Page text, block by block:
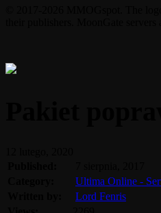
Ultima Online -
Lord Fenris